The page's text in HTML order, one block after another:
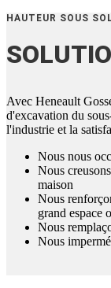
HAUTEUR SOUS
Avec Heneault
d'excavation du
l'industrie et la
Nous nous
Nous
maison
Nous
grand espace
Nous
Nous